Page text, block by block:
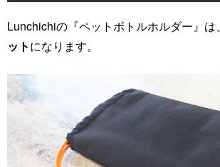
Lunchichiの『ペットボトルホルダー』は、
ットになります。